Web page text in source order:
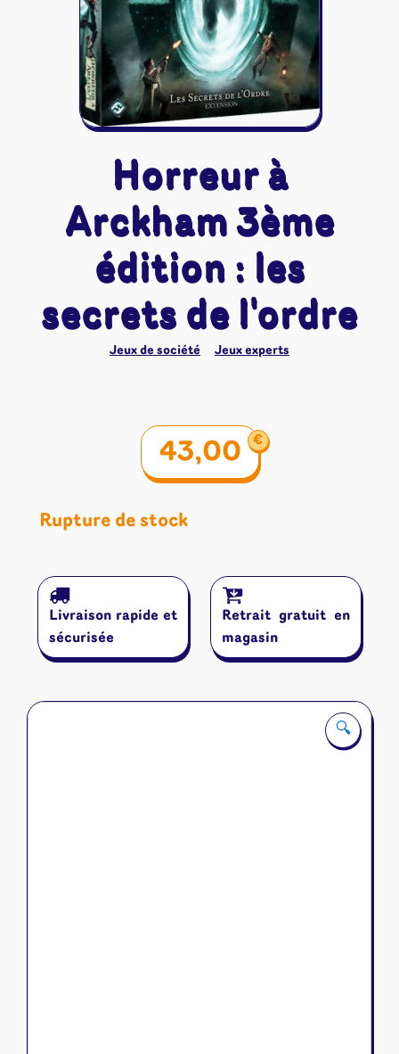
Naruto Mythos
Autres
Tapis de jeu
🔍
Horreur à
Arckham 3ème
édition : les
secrets de l'ordre
Jeux de société Jeux experts
43,00 €
Rupture de stock
Livraison rapide et
sécurisée
Retrait gratuit en
magasin